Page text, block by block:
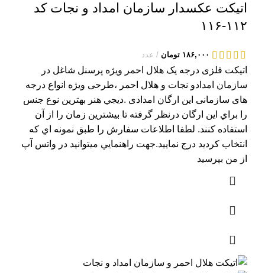
اتیکت عکسدار سازمان امداد و نجات کد
۱۱۲-۱۱۶
۱۸۶,۰۰۰ تومان عدد
اتیکت فلزی درجه یک هلال احمر ویژه پرسنل شاغل در
سازمان امدادو نجات و هلال احمر ،طرحی ویژه انواع درجه
های سازمانی این ارگان امدادی .ديجي هنر بهترين نوع جنس
را براي اين ارگان درنظر گرفته تا بيشترين زمان را از آن
استفاده کنند. لطفا اطلاعات سفارش را طبق نمونه اي که
انتخاب کرديد درج نماييد.جهت راهنمايي ميتوانيد در واتس آپ
از من بپرسيد